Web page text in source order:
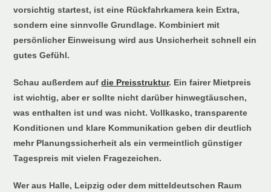
vorsichtig startest, ist eine Rückfahrkamera kein Extra,
sondern eine sinnvolle Grundlage. Kombiniert mit
persönlicher Einweisung wird aus Unsicherheit schnell ein
gutes Gefühl.
Schau außerdem aufdie Preisstruktur. Ein fairer Mietpreis
ist wichtig, aber er sollte nicht darüber hinwegtäuschen,
was enthalten ist und was nicht. Vollkasko, transparente
Konditionen und klare Kommunikation geben dir deutlich
mehr Planungssicherheit als ein vermeintlich günstiger
Tagespreis mit vielen Fragezeichen.
Wer aus Halle, Leipzig oder dem mitteldeutschen Raum